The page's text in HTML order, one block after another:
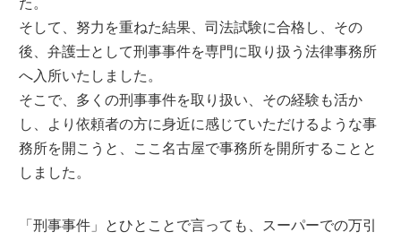
た。
そして、努力を重ねた結果、司法試験に合格し、その
後、弁護士として刑事事件を専門に取り扱う法律事務所
へ入所いたしました。
そこで、多くの刑事事件を取り扱い、その経験も活か
し、より依頼者の方に身近に感じていただけるような事
務所を開こうと、ここ名古屋で事務所を開所することと
しました。
「刑事事件」とひとことで言っても、スーパーでの万引